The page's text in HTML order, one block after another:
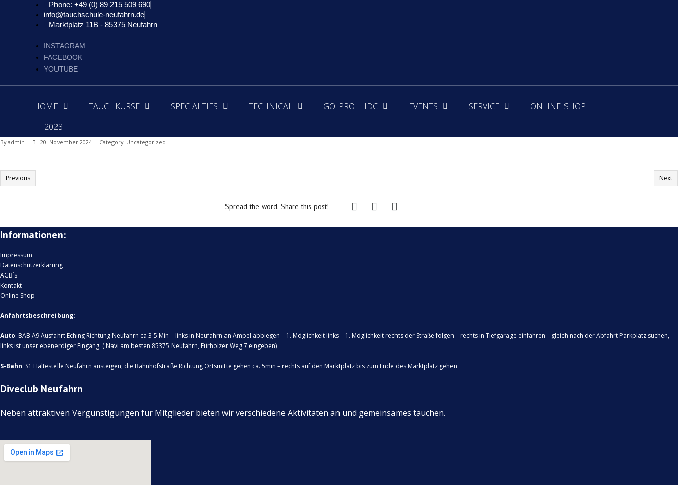
Phone: +49 (0) 89 215 509 690
info@tauchschule-neufahrn.de
Marktplatz 11B - 85375 Neufahrn
INSTAGRAM
FACEBOOK
YOUTUBE
HOME TAUCHKURSE SPECIALTIES TECHNICAL GO PRO – IDC EVENTS SERVICE
ONLINE SHOP
2023
Byadmin 20. November 2024 Category: Uncategorized
Previous Next
Spread the word. Share this post!
Informationen:
Impressum
Datenschutzerklärung
AGB´s
Kontakt
Online Shop
Anfahrtsbeschreibung:
Auto: BAB A9 Ausfahrt Eching Richtung Neufahrn ca 3-5 Min – links in Neufahrn an Ampel abbiegen – 1. Möglichkeit links – 1. Möglichkeit rechts der Straße folgen – rechts in Tiefgarage einfahren – gleich nach der Abfahrt Parkplatz suchen,
links ist unser ebenerdiger Eingang. ( Navi am besten 85375 Neufahrn, Fürholzer Weg 7 eingeben)
S-Bahn: S1 Haltestelle Neufahrn austeigen, die Bahnhofstraße Richtung Ortsmitte gehen ca. 5min – rechts auf den Marktplatz bis zum Ende des Marktplatz gehen
Diveclub Neufahrn
Neben attraktiven Vergünstigungen für Mitglieder bieten wir verschiedene Aktivitäten an und gemeinsames tauchen.